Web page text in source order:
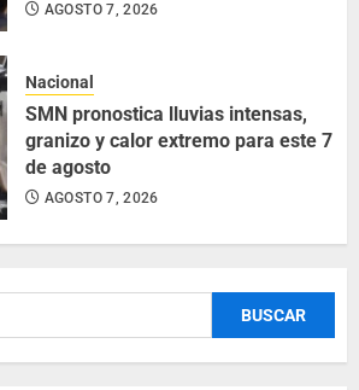
AGOSTO 7, 2026
Nacional
SMN pronostica lluvias intensas,
granizo y calor extremo para este 7
de agosto
AGOSTO 7, 2026